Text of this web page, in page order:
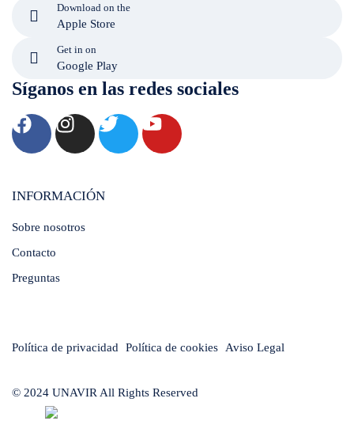
INFORMACIÓN
Sobre nosotros
Contacto
Preguntas
Download on the
Apple Store
Get in on
Google Play
Síganos en las redes sociales
© 2024 UNAVIR All Rights Reserved
Política de privacidad Política de cookies Aviso Legal